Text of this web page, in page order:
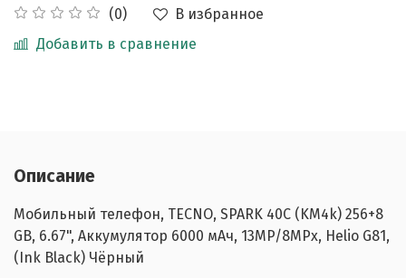
(0)
В избранное
Добавить в сравнение
Описание
Мобильный телефон, TECNO, SPARK 40C (KM4k) 256+8
GB, 6.67", Аккумулятор 6000 мАч, 13MP/8MPx, Helio G81,
(Ink Black) Чёрный